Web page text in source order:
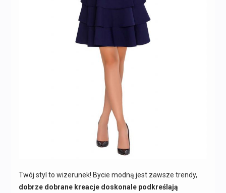
Twój styl to wizerunek! Bycie modną jest zawsze trendy,
dobrze dobrane kreacje doskonale podkreślają